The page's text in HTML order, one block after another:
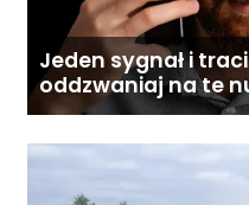
Jeden sygnał i
oddzwaniaj na te